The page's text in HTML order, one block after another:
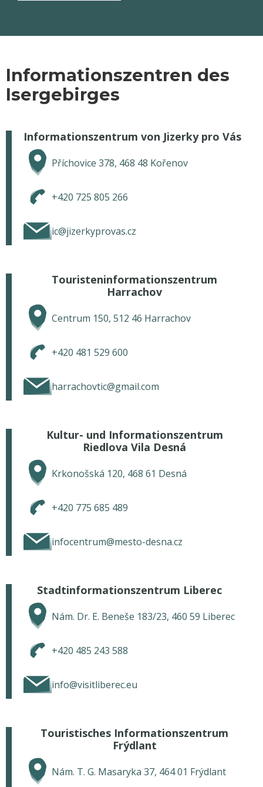
Informationszentren des
Isergebirges
Informationszentrum von Jizerky pro Vás
Příchovice 378, 468 48 Kořenov
+420 725 805 266
ic@jizerkyprovas.cz
Touristeninformationszentrum
Harrachov
Centrum 150, 512 46 Harrachov
+420 481 529 600
harrachovtic@gmail.com
Kultur- und Informationszentrum
Riedlova Vila Desná
Krkonošská 120, 468 61 Desná
+420 775 685 489
infocentrum@mesto-desna.cz
Stadtinformationszentrum Liberec
Nám. Dr. E. Beneše 183/23, 460 59 Liberec
+420 485 243 588
info@visitliberec.eu
Touristisches Informationszentrum
Frýdlant
Nám. T. G. Masaryka 37, 464 01 Frýdlant